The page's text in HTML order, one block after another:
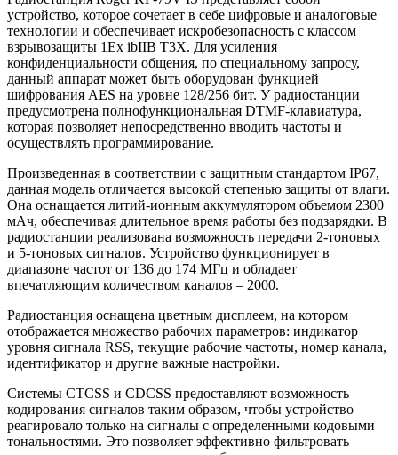
устройство, которое сочетает в себе цифровые и аналоговые
технологии и обеспечивает искробезопасность с классом
взрывозащиты 1Ex ibIIB T3X. Для усиления
конфиденциальности общения, по специальному запросу,
данный аппарат может быть оборудован функцией
шифрования AES на уровне 128/256 бит. У радиостанции
предусмотрена полнофункциональная DTMF-клавиатура,
которая позволяет непосредственно вводить частоты и
осуществлять программирование.
Произведенная в соответствии с защитным стандартом IP67,
данная модель отличается высокой степенью защиты от влаги.
Она оснащается литий-ионным аккумулятором объемом 2300
мАч, обеспечивая длительное время работы без подзарядки. В
радиостанции реализована возможность передачи 2-тоновых
и 5-тоновых сигналов. Устройство функционирует в
диапазоне частот от 136 до 174 МГц и обладает
впечатляющим количеством каналов – 2000.
Радиостанция оснащена цветным дисплеем, на котором
отображается множество рабочих параметров: индикатор
уровня сигнала RSS, текущие рабочие частоты, номер канала,
идентификатор и другие важные настройки.
Системы CTCSS и CDCSS предоставляют возможность
кодирования сигналов таким образом, чтобы устройство
реагировало только на сигналы с определенными кодовыми
тональностями. Это позволяет эффективно фильтровать